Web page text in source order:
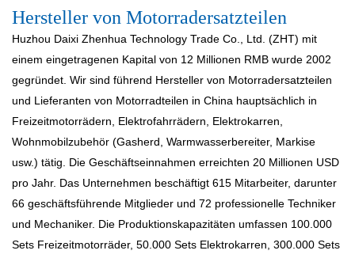
Hersteller von Motorradersatzteilen
Huzhou Daixi Zhenhua Technology Trade Co., Ltd. (ZHT) mit
einem eingetragenen Kapital von 12 Millionen RMB wurde 2002
gegründet. Wir sind führend Hersteller von Motorradersatzteilen
und Lieferanten von Motorradteilen in China hauptsächlich in
Freizeitmotorrädern, Elektrofahrrädern, Elektrokarren,
Wohnmobilzubehör (Gasherd, Warmwasserbereiter, Markise
usw.) tätig. Die Geschäftseinnahmen erreichten 20 Millionen USD
pro Jahr. Das Unternehmen beschäftigt 615 Mitarbeiter, darunter
66 geschäftsführende Mitglieder und 72 professionelle Techniker
und Mechaniker. Die Produktionskapazitäten umfassen 100.000
Sets Freizeitmotorräder, 50.000 Sets Elektrokarren, 300.000 Sets